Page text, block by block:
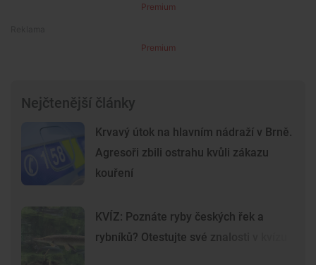
Premium
Premium
Nejčtenější články
Krvavý útok na hlavním nádraží v Brně.
Agresoři zbili ostrahu kvůli zákazu
kouření
KVÍZ: Poznáte ryby českých řek a
rybníků? Otestujte své znalosti v kvízu